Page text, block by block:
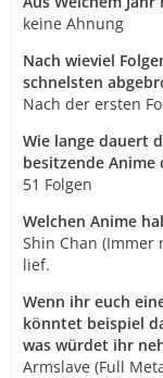
keine Ahnung
Nach wieviel
schnelsten
Nach der ersten
Wie lange dauert
besitzende Anime
51 Folgen
Welchen Anime
Shin Chan (Immer
lief.
Wenn ihr euch
könntet beispiel
was würdet ihr
Armslave (Full